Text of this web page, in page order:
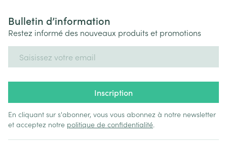
Bulletin d’information
Restez informé des nouveaux produits et promotions
Inscription
En cliquant sur s'abonner, vous vous abonnez à notre newsletter
et acceptez notre politique de confidentialité.